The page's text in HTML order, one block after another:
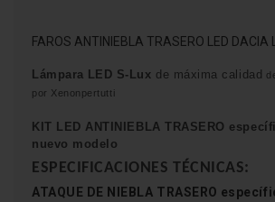
FAROS ANTINIEBLA TRASERO LED DACIA
Lámpara LED S-Lux de máxima calidad
por Xenonpertutti
KIT LED ANTINIEBLA TRASERO
nuevo modelo
ESPECIFICACIONES TÉCNICAS:
ATAQUE DE NIEBLA TRASERO